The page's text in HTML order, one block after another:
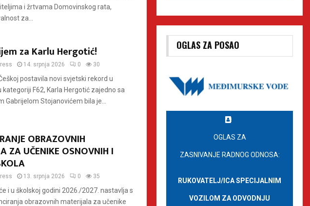
i žrtvama Domovinskog rata,
za...
za Karlu Hergotić!
14. srpnja 2026 0 30
postavila novi svjetski rekord u
kategoriji F62, Karla Hergotić zajedno sa
Gabrijelom Stojanovićem bila je...
OBRAZOVNIH
ZA UČENIKE OSNOVNIH I
13. srpnja 2026 0 35
i u školskoj godini 2026./2027. nastavlja s
obrazovnih materijala za učenike
OGLAS ZA POSAO
OGLAS ZA
ZASNIVANJE RADNOG ODNOSA:
RUKOVATELJ/ICA SPECIJALNIM
VOZILOM ZA ODVODNJU